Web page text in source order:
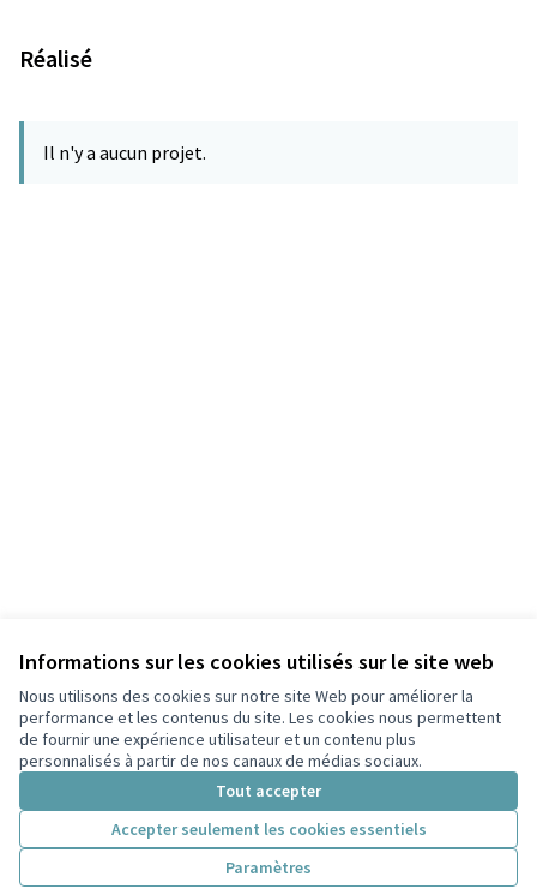
Informations sur les cookies utilisés sur le site web
Nous utilisons des cookies sur notre site Web pour améliorer la
performance et les contenus du site. Les cookies nous permettent
de fournir une expérience utilisateur et un contenu plus
personnalisés à partir de nos canaux de médias sociaux.
Tout accepter
Accepter seulement les cookies essentiels
Paramètres
Réalisé
Il n'y a aucun projet.